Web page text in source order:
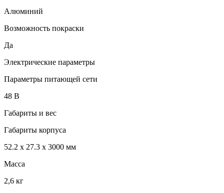
Алюминий
Возможность покраски
Да
Электрические параметры
Параметры питающей сети
48 В
Габариты и вес
Габариты корпуса
52.2 х 27.3 х 3000 мм
Масса
2,6 кг